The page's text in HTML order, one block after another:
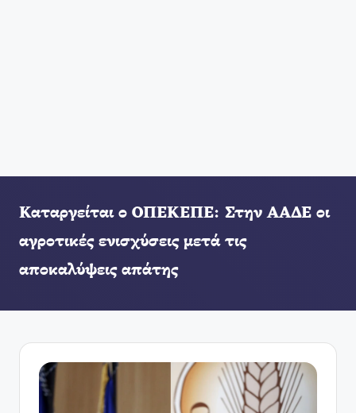
Καταργείται ο ΟΠΕΚΕΠΕ: Στην ΑΑΔΕ οι
αγροτικές ενισχύσεις μετά τις
αποκαλύψεις απάτης